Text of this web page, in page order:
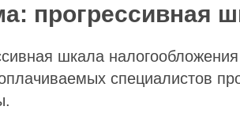
прогрессивная
шкала
специалистов